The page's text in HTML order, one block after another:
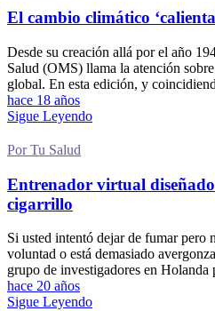
El cambio climático
Desde su creación allá por el año
Salud (OMS) llama la atención
global. En esta edición, y
hace 18 años
Sigue Leyendo
Por Tu Salud
Entrenador virtual
cigarrillo
Si usted intentó dejar de fumar pero
voluntad o está demasiado
grupo de investigadores en Holanda
hace 20 años
Sigue Leyendo